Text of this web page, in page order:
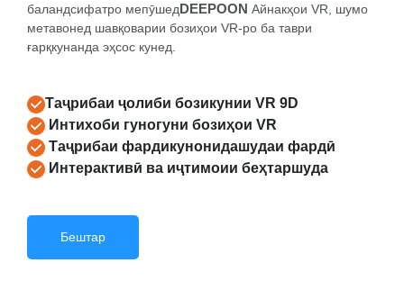
баландсифатро мепӯшедDEEPOON Айнакҳои VR, шумо
метавонед шавқоварии бозиҳои VR-ро ба таври
ғарқкунанда эҳсос кунед.
Таҷрибаи ҷолиби бозикунии VR 9D
Интихоби гуногуни бозиҳои VR
Таҷрибаи фардикунонидашудаи фардӣ
Интерактивӣ ва иҷтимоии беҳтаршуда
Бештар